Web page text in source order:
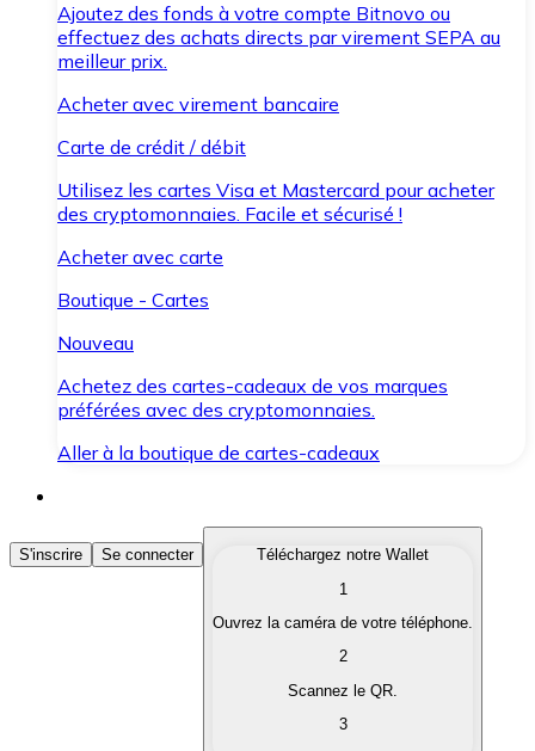
Ajoutez des fonds à votre compte Bitnovo ou
effectuez des achats directs par virement SEPA au
meilleur prix.
Acheter avec virement bancaire
Carte de crédit / débit
Utilisez les cartes Visa et Mastercard pour acheter
des cryptomonnaies. Facile et sécurisé !
Acheter avec carte
Boutique - Cartes
Nouveau
Achetez des cartes-cadeaux de vos marques
préférées avec des cryptomonnaies.
Aller à la boutique de cartes-cadeaux
Acheter des Cryptomonnaies
Achetez les cryptomonnaies qui vous intéressent
Convertissez vos cryptomonnaies en monnaie
S'inscrire Se connecter
Téléchargez notre Wallet
1
Ouvrez la caméra de votre téléphone.
2
Scannez le QR.
3